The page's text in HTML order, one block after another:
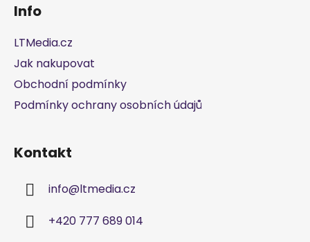
Info
LTMedia.cz
Jak nakupovat
Obchodní podmínky
Podmínky ochrany osobních údajů
Kontakt
info@ltmedia.cz
+420 777 689 014